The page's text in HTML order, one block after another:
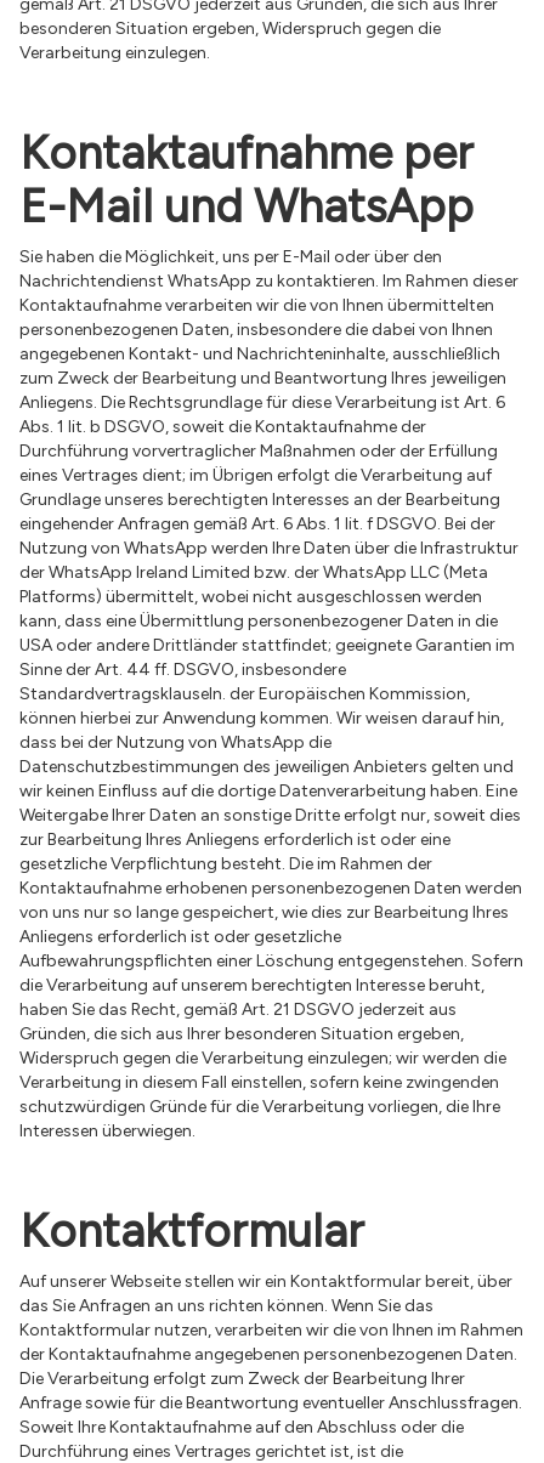
gemäß Art. 21 DSGVO jederzeit aus Gründen, die sich aus Ihrer
besonderen Situation ergeben, Widerspruch gegen die
Verarbeitung einzulegen.
Kontaktaufnahme per
E-Mail und WhatsApp
Sie haben die Möglichkeit, uns per E-Mail oder über den
Nachrichtendienst WhatsApp zu kontaktieren. Im Rahmen dieser
Kontaktaufnahme verarbeiten wir die von Ihnen übermittelten
personenbezogenen Daten, insbesondere die dabei von Ihnen
angegebenen Kontakt- und Nachrichteninhalte, ausschließlich
zum Zweck der Bearbeitung und Beantwortung Ihres jeweiligen
Anliegens. Die Rechtsgrundlage für diese Verarbeitung ist Art. 6
Abs. 1 lit. b DSGVO, soweit die Kontaktaufnahme der
Durchführung vorvertraglicher Maßnahmen oder der Erfüllung
eines Vertrages dient; im Übrigen erfolgt die Verarbeitung auf
Grundlage unseres berechtigten Interesses an der Bearbeitung
eingehender Anfragen gemäß Art. 6 Abs. 1 lit. f DSGVO. Bei der
Nutzung von WhatsApp werden Ihre Daten über die Infrastruktur
der WhatsApp Ireland Limited bzw. der WhatsApp LLC (Meta
Platforms) übermittelt, wobei nicht ausgeschlossen werden
kann, dass eine Übermittlung personenbezogener Daten in die
USA oder andere Drittländer stattfindet; geeignete Garantien im
Sinne der Art. 44 ff. DSGVO, insbesondere
Standardvertragsklauseln. der Europäischen Kommission,
können hierbei zur Anwendung kommen. Wir weisen darauf hin,
dass bei der Nutzung von WhatsApp die
Datenschutzbestimmungen des jeweiligen Anbieters gelten und
wir keinen Einfluss auf die dortige Datenverarbeitung haben. Eine
Weitergabe Ihrer Daten an sonstige Dritte erfolgt nur, soweit dies
zur Bearbeitung Ihres Anliegens erforderlich ist oder eine
gesetzliche Verpflichtung besteht. Die im Rahmen der
Kontaktaufnahme erhobenen personenbezogenen Daten werden
von uns nur so lange gespeichert, wie dies zur Bearbeitung Ihres
Anliegens erforderlich ist oder gesetzliche
Aufbewahrungspflichten einer Löschung entgegenstehen. Sofern
die Verarbeitung auf unserem berechtigten Interesse beruht,
haben Sie das Recht, gemäß Art. 21 DSGVO jederzeit aus
Gründen, die sich aus Ihrer besonderen Situation ergeben,
Widerspruch gegen die Verarbeitung einzulegen; wir werden die
Verarbeitung in diesem Fall einstellen, sofern keine zwingenden
schutzwürdigen Gründe für die Verarbeitung vorliegen, die Ihre
Interessen überwiegen.
Kontaktformular
Auf unserer Webseite stellen wir ein Kontaktformular bereit, über
das Sie Anfragen an uns richten können. Wenn Sie das
Kontaktformular nutzen, verarbeiten wir die von Ihnen im Rahmen
der Kontaktaufnahme angegebenen personenbezogenen Daten.
Die Verarbeitung erfolgt zum Zweck der Bearbeitung Ihrer
Anfrage sowie für die Beantwortung eventueller Anschlussfragen.
Soweit Ihre Kontaktaufnahme auf den Abschluss oder die
Durchführung eines Vertrages gerichtet ist, ist die